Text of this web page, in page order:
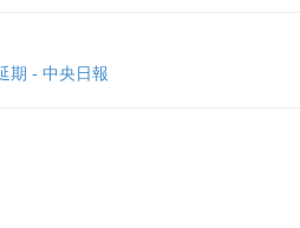
期 - 中央日報